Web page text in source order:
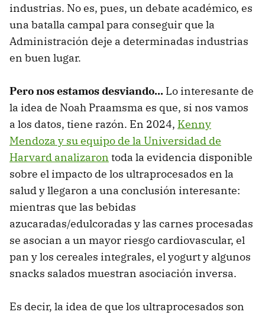
industrias. No es, pues, un debate académico, es
una batalla campal para conseguir que la
Administración deje a determinadas industrias
en buen lugar.
Pero nos estamos desviando... Lo interesante de
la idea de Noah Praamsma es que, si nos vamos
a los datos, tiene razón. En 2024, Kenny
Mendoza y su equipo de la Universidad de
Harvard analizaron toda la evidencia disponible
sobre el impacto de los ultraprocesados en la
salud y llegaron a una conclusión interesante:
mientras que las bebidas
azucaradas/edulcoradas y las carnes procesadas
se asocian a un mayor riesgo cardiovascular, el
pan y los cereales integrales, el yogurt y algunos
snacks salados muestran asociación inversa.
Es decir, la idea de que los ultraprocesados son